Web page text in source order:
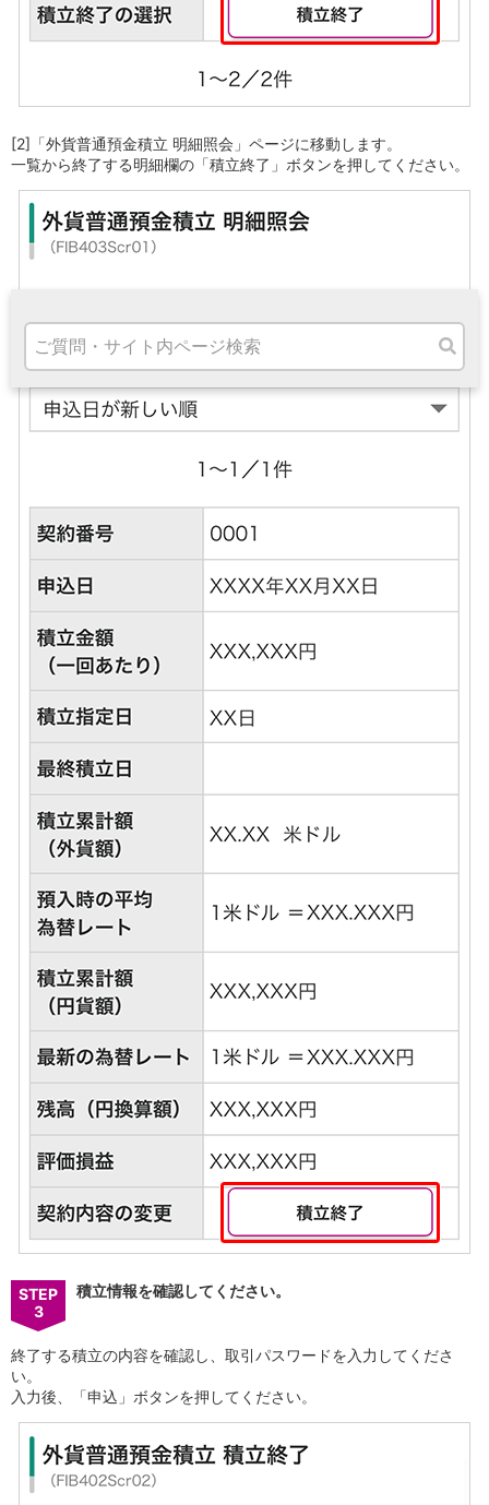
高知県
宮崎県
鹿児島県
沖縄県
ATM
ATMサービス
ATM検索
タマルWeb
セミナー
安全にご利用いただくために
会社情報
ニュースリリース
[2]「外貨普通預金積立 明細照会」ページに移動します。
一覧から終了する明細欄の「積立終了」ボタンを押してください。
STEP
3
積立情報を確認してください。
終了する積立の内容を確認し、取引パスワードを入力してくださ
い。
入力後、「申込」ボタンを押してください。